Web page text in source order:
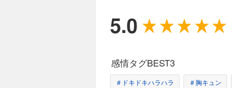
5.0
感情タグBEST3
＃ドキドキハラハラ ＃胸キュン